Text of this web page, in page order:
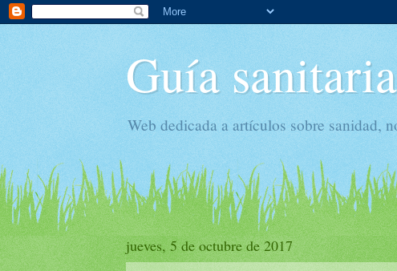
Guía sanitaria
Web dedicada a artículos sobre sanidad,
jueves, 5 de octubre de 2017